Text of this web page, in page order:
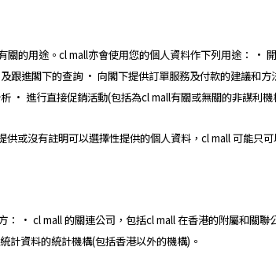
關的用途。cl mall亦會使用您的個人資料作下列用途： •
進閣下的查詢 • 向閣下提供訂單服務及付款的建議和
進行直接促銷活動(包括為cl mall有關或無關的非謀利機
或沒有註明可以選擇性提供的個人資料，cl mall 可能只
： • cl mall 的關連公司，包括cl mall 在香港的附屬和關
資料的統計機構(包括香港以外的機構)。